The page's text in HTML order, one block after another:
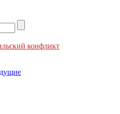
конфликт